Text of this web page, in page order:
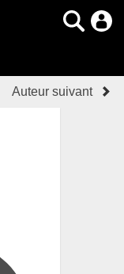
Auteur suivant